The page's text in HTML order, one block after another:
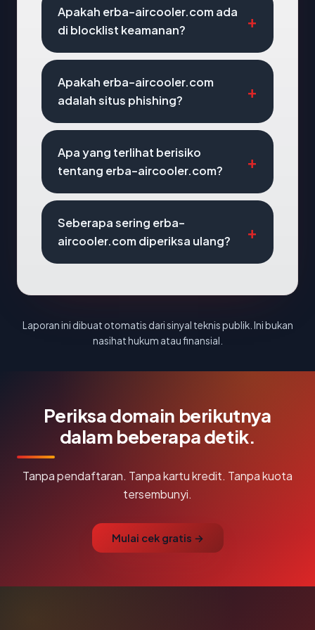
Apakah erba-aircooler.com ada
di blocklist keamanan?
Apakah erba-aircooler.com
adalah situs phishing?
Apa yang terlihat berisiko
tentang erba-aircooler.com?
Seberapa sering erba-
aircooler.com diperiksa ulang?
Laporan ini dibuat otomatis dari sinyal teknis publik. Ini bukan
nasihat hukum atau finansial.
Periksa domain berikutnya
dalam beberapa detik.
Tanpa pendaftaran. Tanpa kartu kredit. Tanpa kuota
tersembunyi.
Mulai cek gratis →